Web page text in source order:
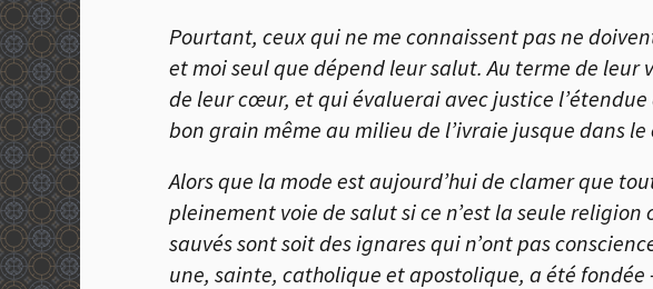
Pourtant, ceux qui ne me connaissent pas ne
et moi seul que dépend leur salut. Au terme de
de leur cœur, et qui évaluerai avec justice
bon grain même au milieu de l’ivraie jusque dans
Alors que la mode est aujourd’hui de clamer que
pleinement voie de salut si ce n’est la seule
sauvés sont soit des ignares qui n’ont pas
une, sainte, catholique et apostolique, a été